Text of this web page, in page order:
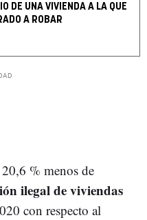
DE UNA VIVIENDA A LA QUE
A ROBAR
% menos de
ilegal de viviendas
con respecto al